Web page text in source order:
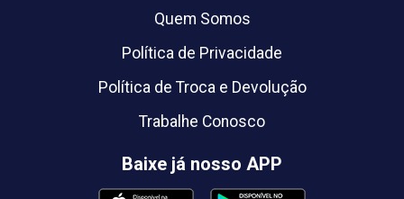
Quem Somos
Política de Privacidade
Política de Troca e Devolução
Trabalhe Conosco
Baixe já nosso APP